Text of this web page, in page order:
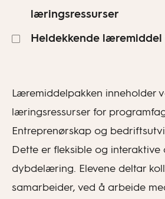
læringsressurser
Heldekkende læremiddel
Læremiddelpakken inneholder
læringsressurser for
Entreprenørskap og
Dette er fleksible og
dybdelæring. Elevene deltar
samarbeider, ved å arbeide